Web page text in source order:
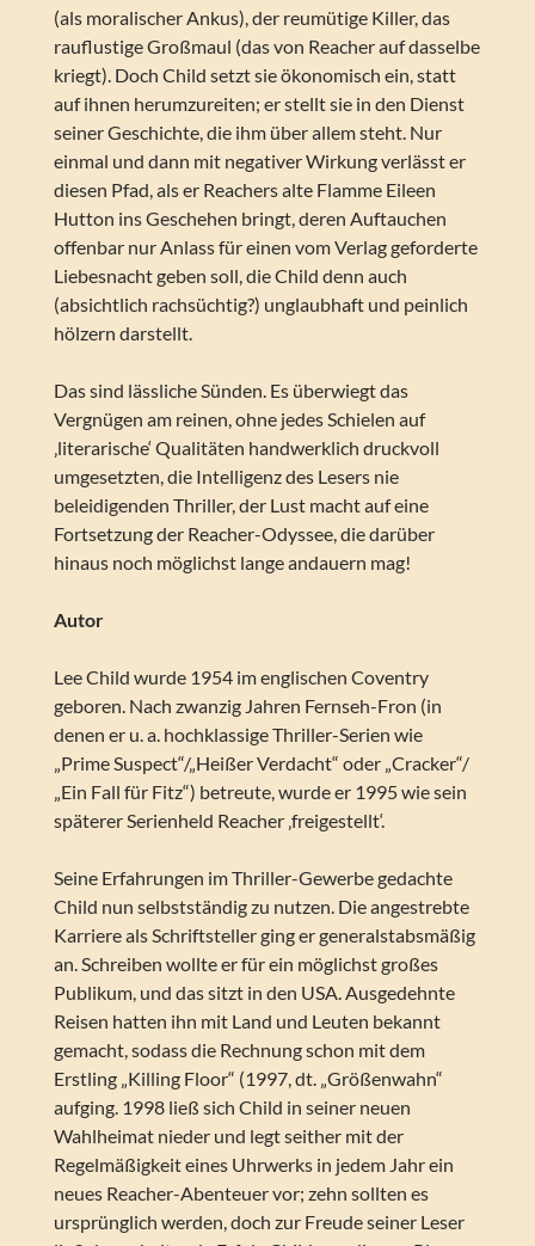
(als moralischer Ankus), der reumütige Killer, das
rauflustige Großmaul (das von Reacher auf dasselbe
kriegt). Doch Child setzt sie ökonomisch ein, statt
auf ihnen herumzureiten; er stellt sie in den Dienst
seiner Geschichte, die ihm über allem steht. Nur
einmal und dann mit negativer Wirkung verlässt er
diesen Pfad, als er Reachers alte Flamme Eileen
Hutton ins Geschehen bringt, deren Auftauchen
offenbar nur Anlass für einen vom Verlag geforderte
Liebesnacht geben soll, die Child denn auch
(absichtlich rachsüchtig?) unglaubhaft und peinlich
hölzern darstellt.
Das sind lässliche Sünden. Es überwiegt das
Vergnügen am reinen, ohne jedes Schielen auf
‚literarische‘ Qualitäten handwerklich druckvoll
umgesetzten, die Intelligenz des Lesers nie
beleidigenden Thriller, der Lust macht auf eine
Fortsetzung der Reacher-Odyssee, die darüber
hinaus noch möglichst lange andauern mag!
Autor
Lee Child wurde 1954 im englischen Coventry
geboren. Nach zwanzig Jahren Fernseh-Fron (in
denen er u. a. hochklassige Thriller-Serien wie
„Prime Suspect“/„Heißer Verdacht“ oder „Cracker“/
„Ein Fall für Fitz“) betreute, wurde er 1995 wie sein
späterer Serienheld Reacher ‚freigestellt‘.
Seine Erfahrungen im Thriller-Gewerbe gedachte
Child nun selbstständig zu nutzen. Die angestrebte
Karriere als Schriftsteller ging er generalstabsmäßig
an. Schreiben wollte er für ein möglichst großes
Publikum, und das sitzt in den USA. Ausgedehnte
Reisen hatten ihn mit Land und Leuten bekannt
gemacht, sodass die Rechnung schon mit dem
Erstling „Killing Floor“ (1997, dt. „Größenwahn“
aufging. 1998 ließ sich Child in seiner neuen
Wahlheimat nieder und legt seither mit der
Regelmäßigkeit eines Uhrwerks in jedem Jahr ein
neues Reacher-Abenteuer vor; zehn sollten es
ursprünglich werden, doch zur Freude seiner Leser